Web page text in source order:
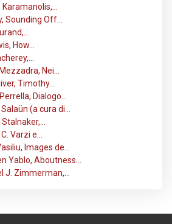
Karamanolis,…
Sounding Off…
How…
Nei…
Timothy…
Dialogo…
(a cura di…
Varzi e…
Images de…
Yablo, Aboutness…
J. Zimmerman,…